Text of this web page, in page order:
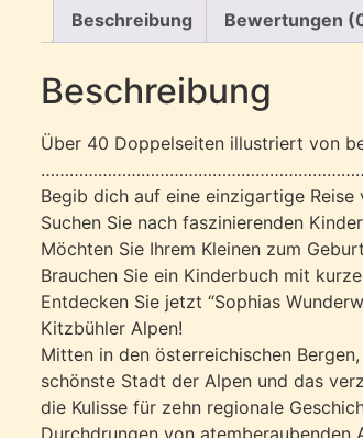
Beschreibung Bewertungen
Beschreibung
Über 40 Doppelseiten illustriert von
Begib dich auf eine einzigartige
Suchen Sie nach faszinierenden
Möchten Sie Ihrem Kleinen zum
Brauchen Sie ein Kinderbuch mit
Entdecken Sie jetzt “Sophias
Kitzbühler Alpen!
Mitten in den österreichischen
schönste Stadt der Alpen und das
die Kulisse für zehn regionale